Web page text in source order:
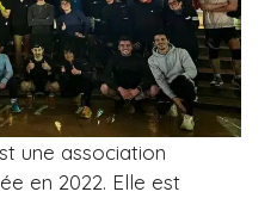
une association
en 2022. Elle est